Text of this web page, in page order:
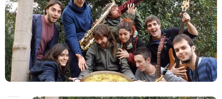
Festivals
Teatre